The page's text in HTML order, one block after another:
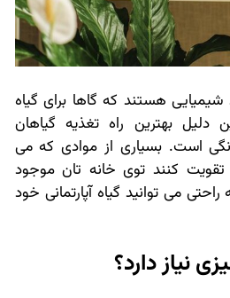
شیمیایی هستند که گاها برای گیاه
بهترین راه تغذیه گیاهان
است. بسیاری از موادی که می
تقویت کنند توی خانه تان موجود
می توانید گیاه آپارتمانی خود
نیاز دارد؟